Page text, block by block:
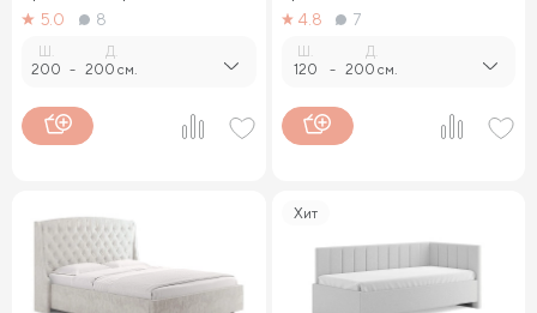
5.0
8
200 -
Д.
200 см.
4.8
7
120 -
Д.
200 см.
Хит